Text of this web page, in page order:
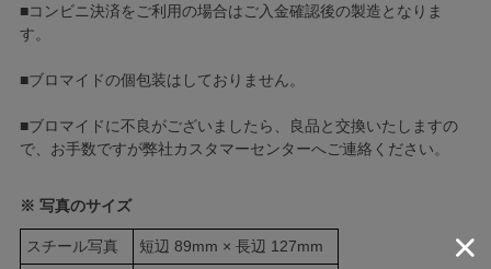
■コンビニ決済をご利用の場合はご入金確認後の製造となりま
す。
■ブロマイドの個包装はしておりません。
■ブロマイドに不良がございましたら、良品と交換いたしますの
で、お手数ですが弊社カスタマーセンターへご連絡ください。
※ 写真のサイズ
スチール写真 短辺 89mm × 長辺 127mm